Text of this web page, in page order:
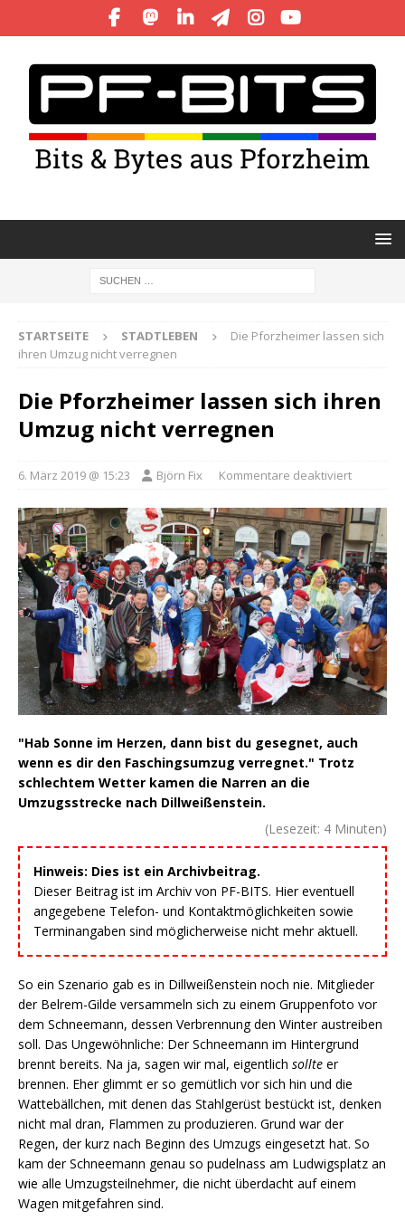
STARTSEITE STADTLEBEN
Die Pforzheimer lassen sich
ihren Umzug nicht verregnen
Die Pforzheimer lassen sich ihren
Umzug nicht verregnen
6. März 2019 @ 15:23 Björn Fix Kommentare deaktiviert
"Hab Sonne im Herzen, dann bist du gesegnet, auch
wenn es dir den Faschingsumzug verregnet." Trotz
schlechtem Wetter kamen die Narren an die
Umzugsstrecke nach Dillweißenstein.
(Lesezeit: 4 Minuten)
Hinweis: Dies ist ein Archivbeitrag.
Dieser Beitrag ist im Archiv von PF-BITS. Hier eventuell
angegebene Telefon- und Kontaktmöglichkeiten sowie
Terminangaben sind möglicherweise nicht mehr aktuell.
So ein Szenario gab es in Dillweißenstein noch nie. Mitglieder
der Belrem-Gilde versammeln sich zu einem Gruppenfoto vor
dem Schneemann, dessen Verbrennung den Winter austreiben
soll. Das Ungewöhnliche: Der Schneemann im Hintergrund
brennt bereits. Na ja, sagen wir mal, eigentlich sollte er
brennen. Eher glimmt er so gemütlich vor sich hin und die
Wattebällchen, mit denen das Stahlgerüst bestückt ist, denken
nicht mal dran, Flammen zu produzieren. Grund war der
Regen, der kurz nach Beginn des Umzugs eingesetzt hat. So
kam der Schneemann genau so pudelnass am Ludwigsplatz an
wie alle Umzugsteilnehmer, die nicht überdacht auf einem
Wagen mitgefahren sind.